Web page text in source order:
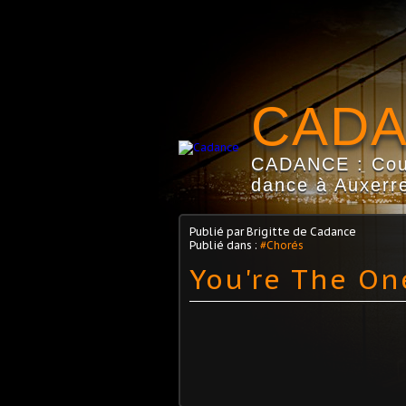
CADANCE :
dance à
Publié par Brigitte de Cadance
Publié dans : #Chorés
You're The